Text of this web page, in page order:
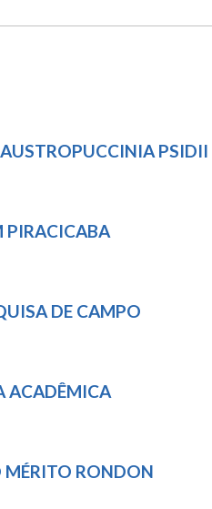
PSIDII
PIRACICABA
DE CAMPO
ACADÊMICA
MÉRITO RONDON